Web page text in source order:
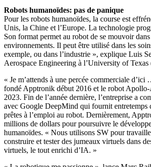
Robots humanoïdes: pas de panique
Pour les robots humanoïdes, la course est
Unis, la Chine et l’Europe. La technologie
Son format permet au robot de se mouvoir
environnements. Il peut être utilisé dans les
exemple, ou dans l’industrie », explique Luis
Aerospace Engineering à l’University of
« Je m’attends à une percée commerciale
fondé Apptronik début 2016 et le robot Apollo-
2023. Fin de l’année dernière, l’entreprise a
avec Google DeepMind qui fournit entretemps
prêtes à l’emploi au robot. Dernièrement,
millions de dollars pour poursuivre le
humanoïdes. « Nous utilisons SW pour
construire et tester des jumeaux virtuels dans
virtuels, le tout enrichi d’IA. »